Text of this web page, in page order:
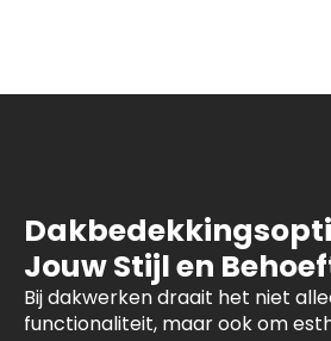
Jouw Stijl en
Bij dakwerken draait het niet
functionaliteit, maar ook om